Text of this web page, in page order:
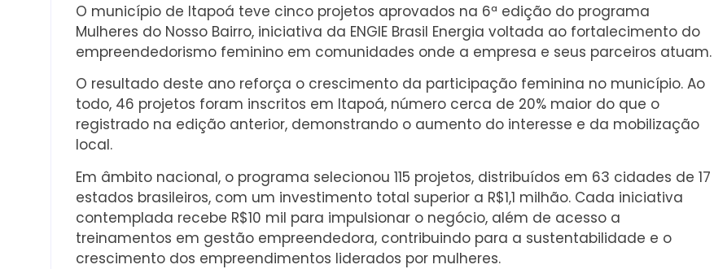
O município de Itapoá teve cinco projetos aprovados na 6ª edição do programa
Mulheres do Nosso Bairro, iniciativa da ENGIE Brasil Energia voltada ao fortalecimento do
empreendedorismo feminino em comunidades onde a empresa e seus parceiros atuam.
O resultado deste ano reforça o crescimento da participação feminina no município. Ao
todo, 46 projetos foram inscritos em Itapoá, número cerca de 20% maior do que o
registrado na edição anterior, demonstrando o aumento do interesse e da mobilização
local.
Em âmbito nacional, o programa selecionou 115 projetos, distribuídos em 63 cidades de 17
estados brasileiros, com um investimento total superior a R$1,1 milhão. Cada iniciativa
contemplada recebe R$10 mil para impulsionar o negócio, além de acesso a
treinamentos em gestão empreendedora, contribuindo para a sustentabilidade e o
crescimento dos empreendimentos liderados por mulheres.